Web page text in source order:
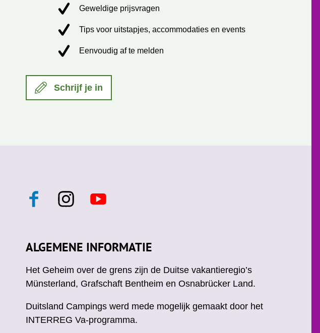
Geweldige prijsvragen
Tips voor uitstapjes, accommodaties en events
Eenvoudig af te melden
Schrijf je in
F
b
o
k
I
n
a
r
a
Y
o
u
e
ALGEMENE INFORMATIE
Het Geheim over de grens zijn de Duitse vakantieregio’s
Münsterland, Grafschaft Bentheim en Osnabrücker Land.
Duitsland Campings werd mede mogelijk gemaakt door het
INTERREG Va-programma.